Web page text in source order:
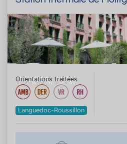
Orientations traitées
Languedoc-Roussillon